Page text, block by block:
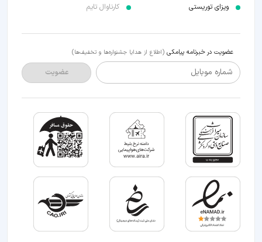
ویزای توریستی
کارناوال تایم
عضویت در خبرنامه پیامکی (اطلاع از هدایا جشنواره‌ها و تخفیف‌ها)
شماره موبایل عضویت